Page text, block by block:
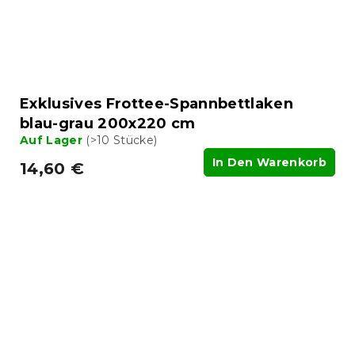
Exklusives Frottee-Spannbettlaken
blau-grau 200x220 cm
Auf Lager (>10 Stücke)
14,60 € In Den Warenkorb